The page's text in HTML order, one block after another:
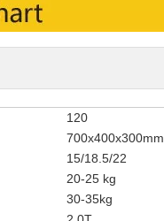
120
700x400x300mm
15/18.5/22
20-25 kg
30-35kg